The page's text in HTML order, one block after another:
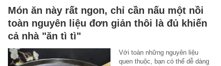
Món ăn này rất ngon, chỉ cần nấu một nồi
toàn nguyên liệu đơn giản thôi là đủ khiến
cả nhà "ăn tì tì"
Với toàn những nguyên liệu
quen thuộc, bạn có thể dễ dàng